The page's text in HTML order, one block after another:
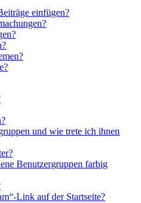
einfügen?
und wie trete ich ihnen
Benutzergruppen farbig
Link auf der Startseite?